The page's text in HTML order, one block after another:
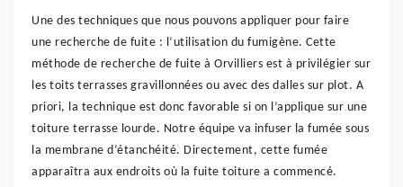
Une des techniques que nous pouvons appliquer pour faire
une recherche de fuite : l’utilisation du fumigène. Cette
méthode de recherche de fuite à Orvilliers est à privilégier sur
les toits terrasses gravillonnées ou avec des dalles sur plot. A
priori, la technique est donc favorable si on l’applique sur une
toiture terrasse lourde. Notre équipe va infuser la fumée sous
la membrane d’étanchéité. Directement, cette fumée
apparaîtra aux endroits où la fuite toiture a commencé.